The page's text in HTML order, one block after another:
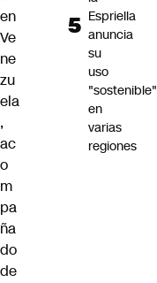
en
Ve
ne
zu
ela
,
ac
o
m
pa
ña
do
de
Espriella
anuncia
su
uso
"sostenible"
en
varias
regiones